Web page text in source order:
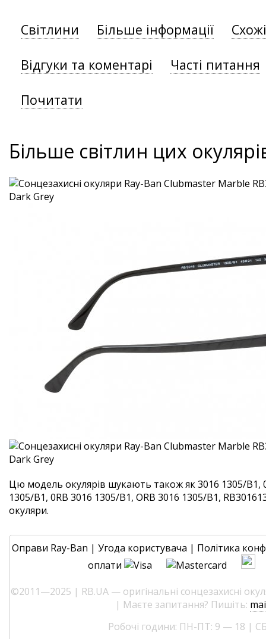
Світлини Більше інформації
Відгуки та коментарі Часті питання
Почитати
Більше світлин цих
Цю модель окулярів шукають також як 3016 1305/B1,
1305/B1, 0RB 3016 1305/B1, ORB 3016 1305/B1,
окуляри.
Оправи Ray-Ban | Угода користувача | Політика
оплати
©2011—2025 | RB.UA — оригінальні сонцезахисні
| Маєте запитання? Пишіть:
Робочі години: ПН-ПТ: 9 — 18 |